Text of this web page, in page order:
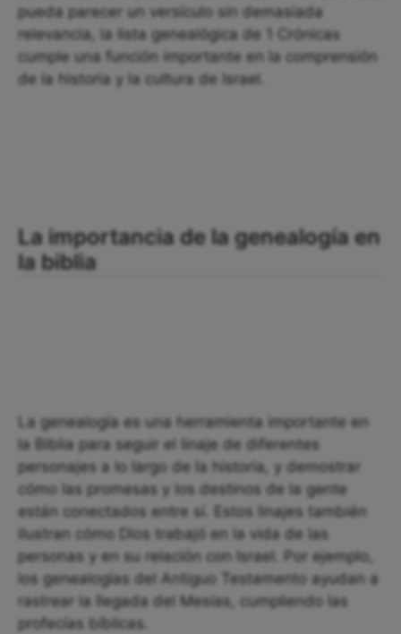
pueda parecer un versículo sin demasiada
relevancia, la lista genealógica de 1 Crónicas
cumple una función importante en la comprensión
de la historia y la cultura de Israel.
La importancia de la genealogía en
la biblia
La genealogía es una herramienta importante en
la Biblia para seguir el linaje de diferentes
personajes a lo largo de la historia, y demostrar
cómo las promesas y los destinos de la gente
están conectados entre sí. Estos linajes también
ilustran cómo Dios trabajó en la vida de las
personas y en su relación con Israel. Por ejemplo,
los genealogías del Antiguo Testamento ayudan a
rastrear la llegada del Mesías, cumpliendo las
profecías bíblicas.